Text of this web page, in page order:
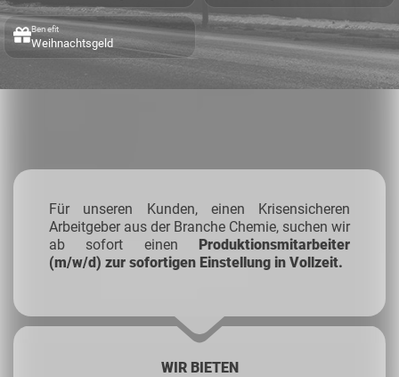
Benefit
Weihnachtsgeld
Für unseren Kunden, einen Krisensicheren
Arbeitgeber aus der Branche Chemie, suchen wir
ab sofort einen Produktionsmitarbeiter
(m/w/d) zur sofortigen Einstellung in Vollzeit.
WIR BIETEN